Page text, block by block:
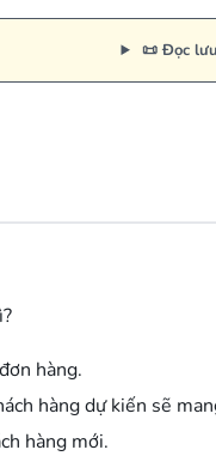
📜 Đọc
hàng.
hàng dự kiến sẽ
hàng mới.